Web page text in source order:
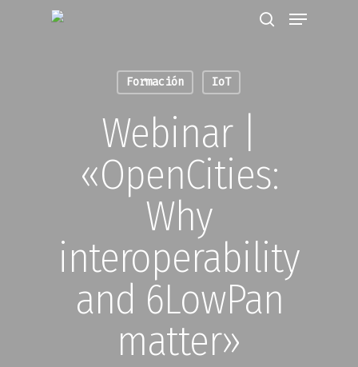
Hit enter to search or ESC to close
Formación IoT
Webinar |
«OpenCities:
Why
interoperability
and 6LowPan
matter»